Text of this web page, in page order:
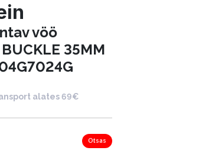
vöö
35MM
alates 69€
Otsas